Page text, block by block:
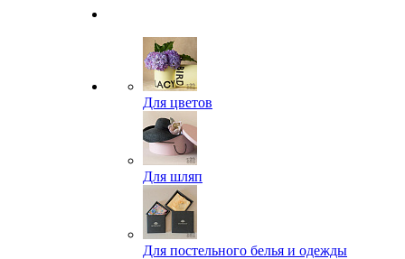
Для цветов
Для шляп
Для постельного белья и одежды